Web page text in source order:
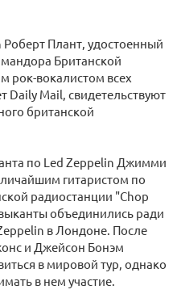
Плант, удостоенный
Британской
рок-вокалистом всех
Daily Mail, свидетельствуют
британской
по Led Zeppelin Джимми
гитаристом по
радиостанции "Chop
объединились ради
в Лондоне. После
и Джейсон Бонэм
в мировой тур, однако
в нем участие.